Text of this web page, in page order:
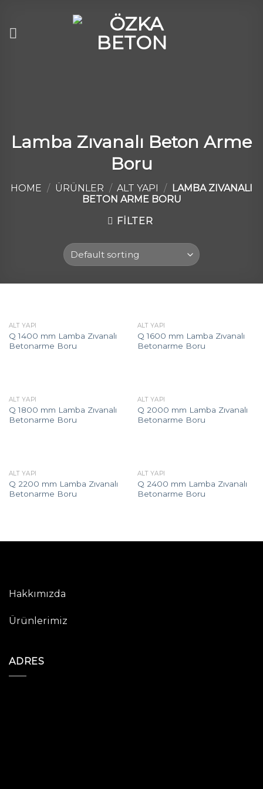
content
Lamba Zıvanalı Beton Arme
Boru
HOME / ÜRÜNLER / ALT YAPI /
LAMBA ZIVANALI
BETON ARME BORU
FILTER
ALT YAPI
Q 1400 mm Lamba Zıvanalı
Betonarme Boru
ALT YAPI
Q 1600 mm Lamba Zıvanalı
Betonarme Boru
ALT YAPI
Q 1800 mm Lamba Zıvanalı
Betonarme Boru
ALT YAPI
Q 2000 mm Lamba Zıvanalı
Betonarme Boru
ALT YAPI
Q 2200 mm Lamba Zıvanalı
Betonarme Boru
ALT YAPI
Q 2400 mm Lamba Zıvanalı
Betonarme Boru
Hakkımızda
Ürünlerimiz
ADRES